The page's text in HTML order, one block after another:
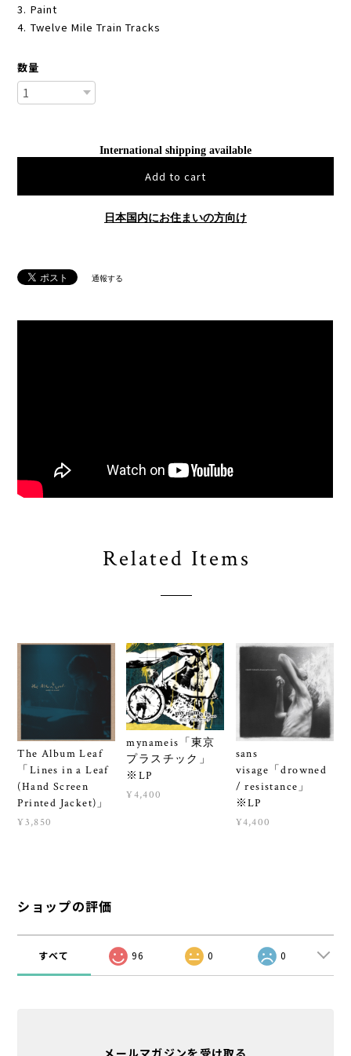
3. Paint
4. Twelve Mile Train Tracks
数量
International shipping available
Add to cart
日本国内にお住まいの方向け
通報する
Related Items
The Album Leaf
「Lines in a Leaf
(Hand Screen
Printed Jacket)」
¥3,850
mynameis「東京
プラスチック」
※LP
¥4,400
sans
visage「drowned
/ resistance」
※LP
¥4,400
ショップの評価
すべて 96 0 0